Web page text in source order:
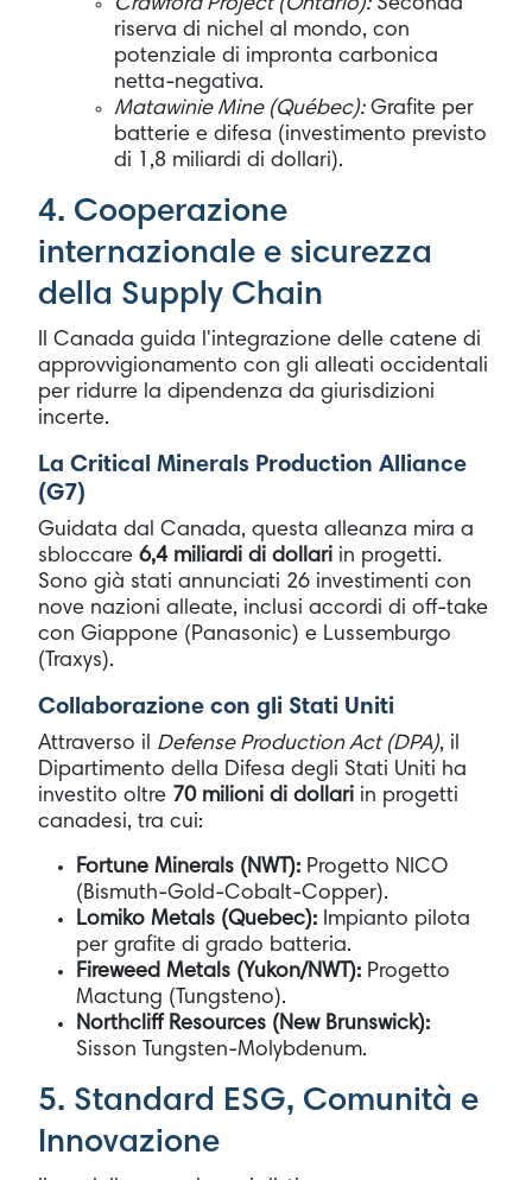
riserva di nichel al mondo, con
potenziale di impronta carbonica
netta-negativa.
Matawinie Mine (Québec):Grafite per
batterie e difesa (investimento previsto
di 1,8 miliardi di dollari).
4. Cooperazione
internazionale e sicurezza
della Supply Chain
Il Canada guida l'integrazione delle catene di
approvvigionamento con gli alleati occidentali
per ridurre la dipendenza da giurisdizioni
incerte.
La Critical Minerals Production Alliance
(G7)
Guidata dal Canada, questa alleanza mira a
sbloccare 6,4 miliardi di dollari in progetti.
Sono già stati annunciati 26 investimenti con
nove nazioni alleate, inclusi accordi di off-take
con Giappone (Panasonic) e Lussemburgo
(Traxys).
Collaborazione con gli Stati Uniti
Attraverso il Defense Production Act (DPA), il
Dipartimento della Difesa degli Stati Uniti ha
investito oltre 70 milioni di dollari in progetti
canadesi, tra cui:
Fortune Minerals (NWT): Progetto NICO
(Bismuth-Gold-Cobalt-Copper).
Lomiko Metals (Quebec): Impianto pilota
per grafite di grado batteria.
Fireweed Metals (Yukon/NWT): Progetto
Mactung (Tungsteno).
Northcliff Resources (New Brunswick):
Sisson Tungsten-Molybdenum.
5. Standard ESG, Comunità e
Innovazione